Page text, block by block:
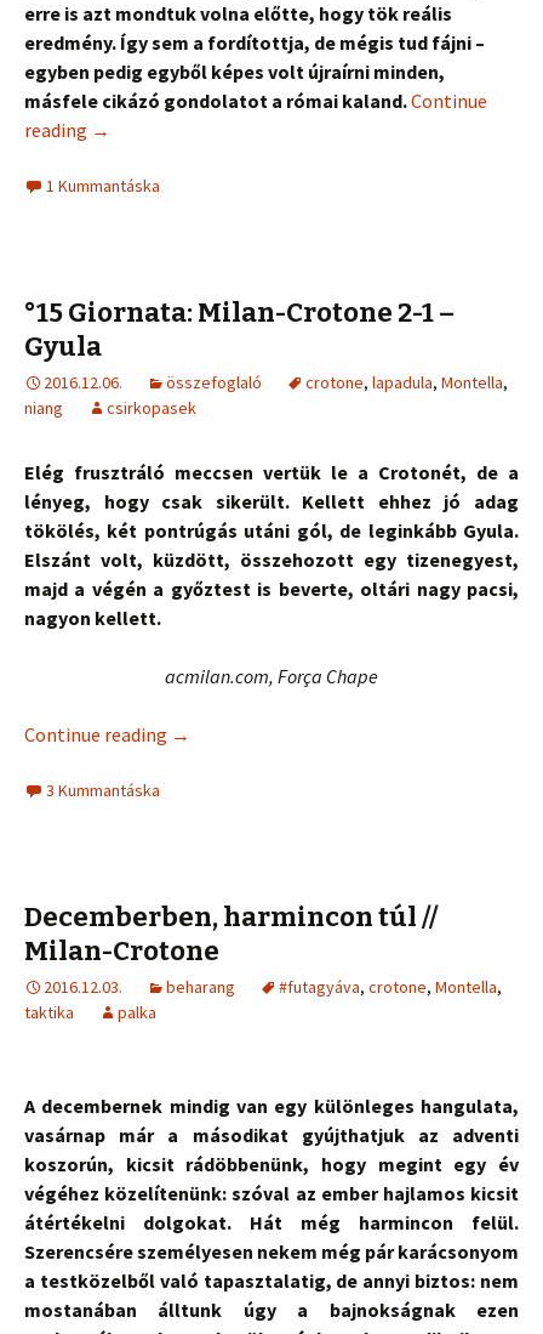
erre is azt mondtuk volna előtte, hogy tök reális
eredmény. Így sem a fordítottja, de mégis tud fájni –
egyben pedig egyből képes volt újraírni minden,
másfele cikázó gondolatot a római kaland.Continue
reading →
1 Kummantáska
°15 Giornata: Milan-Crotone 2-1 –
Gyula
2016.12.06. összefoglaló crotone, lapadula, Montella,
niang
csirkopasek
Elég frusztráló meccsen vertük le a Crotonét, de a
lényeg, hogy csak sikerült. Kellett ehhez jó adag
tökölés, két pontrúgás utáni gól, de leginkább Gyula.
Elszánt volt, küzdött, összehozott egy tizenegyest,
majd a végén a győztest is beverte, oltári nagy pacsi,
nagyon kellett.
acmilan.com, Força Chape
Continue reading →
3 Kummantáska
Decemberben, harmincon túl //
Milan-Crotone
2016.12.03. beharang #futagyáva, crotone, Montella,
taktika
palka
A decembernek mindig van egy különleges hangulata,
vasárnap már a másodikat gyújthatjuk az adventi
koszorún, kicsit rádöbbenünk, hogy megint egy év
végéhez közelítenünk: szóval az ember hajlamos kicsit
átértékelni dolgokat. Hát még harmincon felül.
Szerencsére személyesen nekem még pár karácsonyom
a testközelből való tapasztalatig, de annyi biztos: nem
mostanában álltunk úgy a bajnokságnak ezen